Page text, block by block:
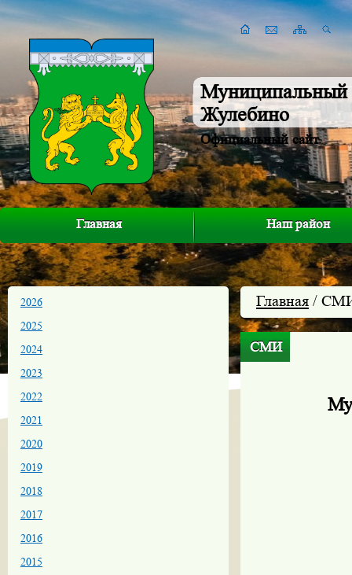
Муниципальный
Жулебино
Официальный сайт
Главная Наш район
2026
2025
2024
2023
2022
2021
2020
2019
2018
2017
2016
2015
Главная /
СМИ